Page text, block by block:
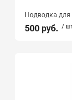
Подводка
500 руб. /